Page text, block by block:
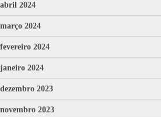
abril 2024
março 2024
fevereiro 2024
janeiro 2024
dezembro 2023
novembro 2023